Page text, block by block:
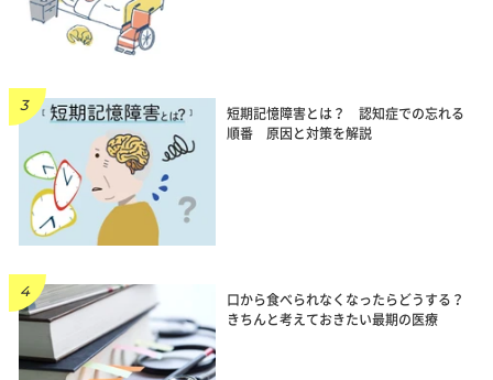
短期記憶障害とは？ 認知症での忘れる
順番 原因と対策を解説
口から食べられなくなったらどうする？
きちんと考えておきたい最期の医療